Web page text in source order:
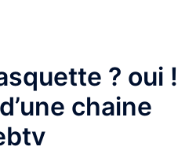
? oui !
chaine